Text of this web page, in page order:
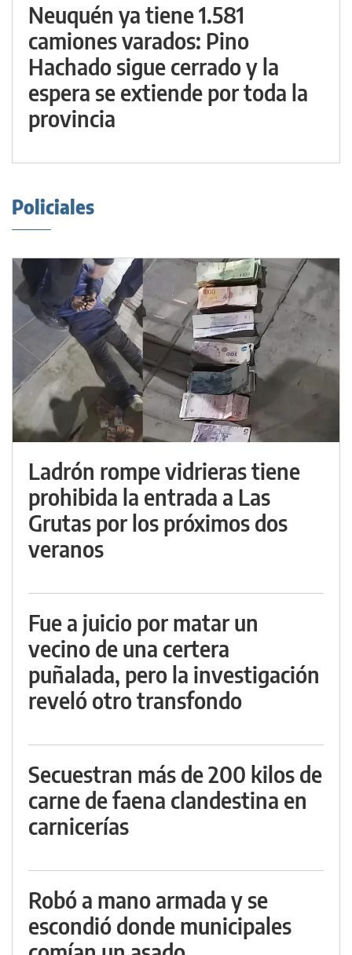
Neuquén ya tiene 1.581
camiones varados: Pino
Hachado sigue cerrado y la
espera se extiende por toda la
provincia
Policiales
Ladrón rompe vidrieras tiene
prohibida la entrada a Las
Grutas por los próximos dos
veranos
Fue a juicio por matar un
vecino de una certera
puñalada, pero la investigación
reveló otro transfondo
Secuestran más de 200 kilos de
carne de faena clandestina en
carnicerías
Robó a mano armada y se
escondió donde municipales